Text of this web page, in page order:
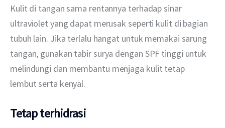
Kulit di tangan sama rentannya terhadap sinar
ultraviolet yang dapat merusak seperti kulit di bagian
tubuh lain. Jika terlalu hangat untuk memakai sarung
tangan, gunakan tabir surya dengan SPF tinggi untuk
melindungi dan membantu menjaga kulit tetap
lembut serta kenyal.
Tetap terhidrasi